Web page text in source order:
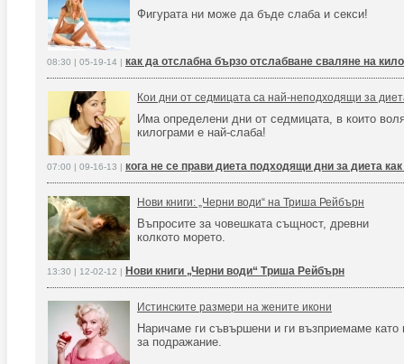
Фигурата ни може да бъде слаба и секси!
08:30 | 05-19-14 | как да отслабна бързо отслабване сваляне на
Кои дни от седмицата са най-неподходящи за
Има определени дни от седмицата, в които
килограми е най-слаба!
07:00 | 09-16-13 | кога не се прави диета подходящи дни за диета
Нови книги: „Черни води“ на Триша Рейбърн
Въпросите за човешката същност, древни
колкото морето.
13:30 | 12-02-12 | Нови книги „Черни води“ Триша Рейбърн
Истинските размери на жените икони
Наричаме ги съвършени и ги възприемаме като
за подражание.